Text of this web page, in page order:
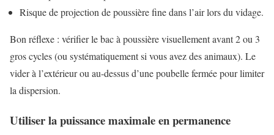
Risque de projection de poussière fine dans l’air lors du vidage.
Bon réflexe : vérifier le bac à poussière visuellement avant 2 ou 3
gros cycles (ou systématiquement si vous avez des animaux). Le
vider à l’extérieur ou au-dessus d’une poubelle fermée pour limiter
la dispersion.
Utiliser la puissance maximale en permanence